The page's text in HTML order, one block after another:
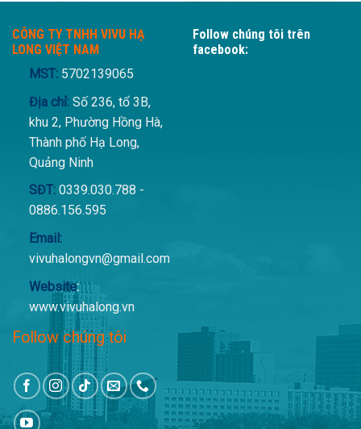
CÔNG TY TNHH VIVU HẠ
LONG VIỆT NAM
MST: 5702139065
Địa chỉ:Số 236, tổ 3B,
khu 2, Phường Hồng Hà,
Thành phố Hạ Long,
Quảng Ninh
SĐT:0339.030.788 -
0886.156.595
Email:
vivuhalongvn@gmail.com
Website:
www.vivuhalong.vn
Follow chúng tôi
Follow chúng tôi trên
facebook: